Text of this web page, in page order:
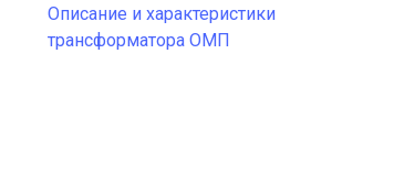
Описание и характеристики
трансформатора ОМП